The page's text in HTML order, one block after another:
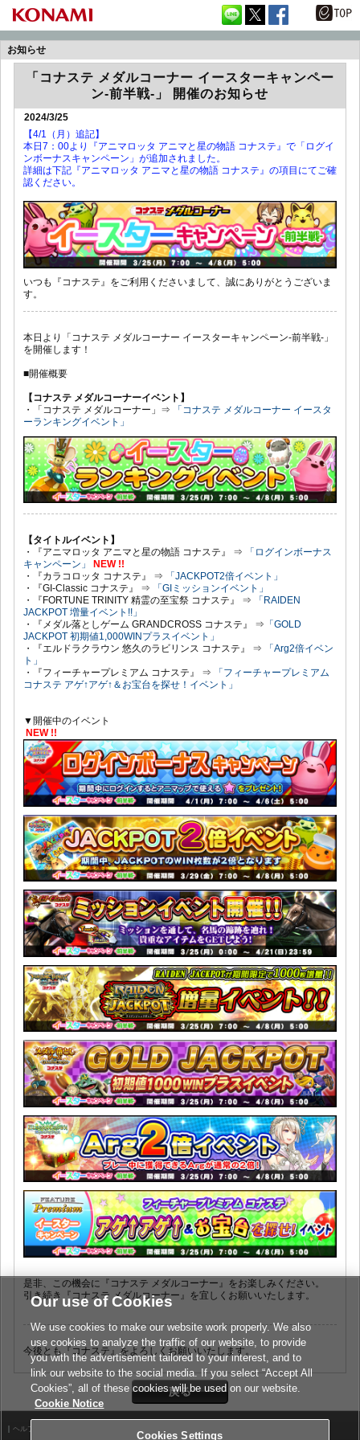
お知らせ
「コナステ メダルコーナー イースターキャンペー
ン-前半戦-」 開催のお知らせ
2024/3/25
【4/1（月）追記】
本日7：00より『アニマロッタ アニマと星の物語 コナステ』で「ログイ
ンボーナスキャンペーン」が追加されました。
詳細は下記『アニマロッタ アニマと星の物語 コナステ』の項目にてご確
認ください。
いつも『コナステ』をご利用くださいまして、誠にありがとうございま
す。
本日より「コナステ メダルコーナー イースターキャンペーン-前半戦-」
を開催します！
■開催概要
【コナステ メダルコーナーイベント】
・「コナステ メダルコーナー」⇒
「コナステ メダルコーナー イースタ
ーランキングイベント」
【タイトルイベント】
・『アニマロッタ アニマと星の物語 コナステ』 ⇒
「ログインボーナス
キャンペーン」
NEW !!
・『カラコロッタ コナステ』 ⇒
「JACKPOT2倍イベント」
・『GI-Classic コナステ』 ⇒
「GIミッションイベント」
・『FORTUNE TRINITY 精霊の至宝祭 コナステ』 ⇒
「RAIDEN
JACKPOT 増量イベント!!」
・『メダル落としゲーム GRANDCROSS コナステ』 ⇒ 「GOLD
JACKPOT 初期値1,000WINプラスイベント」
・『エルドラクラウン 悠久のラビリンス コナステ』 ⇒
「Arg2倍イベン
ト」
・『フィーチャープレミアム コナステ』 ⇒
「フィーチャープレミアム
コナステ アゲ↑アゲ↑＆お宝台を探せ！イベント」
▼開催中のイベント
NEW !!
是非、この機会に『コナステ メダルコーナー』をお楽しみください。
引き続き『コナステ メダルコーナー』を宜しくお願いいたします。
今後とも『コナステ』をよろしくお願いいたします。
ヘルプ
Our use of Cookies
We use cookies to make our website work properly. We also
use cookies to analyze the traffic of our website, to provide
you with the advertisement tailored to your interest, and to
link our website to the social media. If you select “Accept All
Cookies”, all of these cookies will be used on our website.
Cookie Notice
Cookies Settings